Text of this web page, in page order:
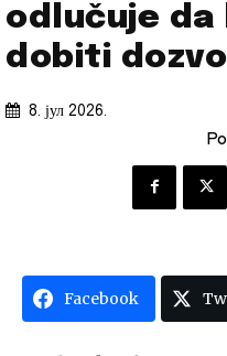
odlučuje da
dobiti
8. јул 2026.
Facebook